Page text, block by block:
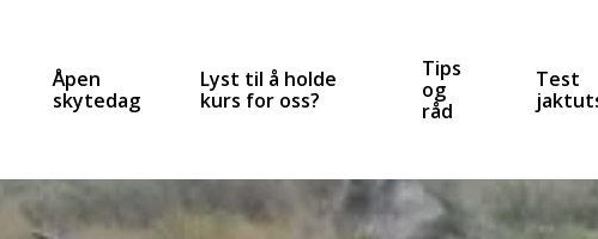
Åpen
skytedag
Lyst til å holde
kurs for oss?
Tips
og
råd
Test